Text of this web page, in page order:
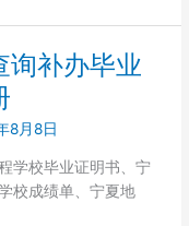
询补办毕业
8月8日
学校毕业证明书、宁
校成绩单、宁夏地